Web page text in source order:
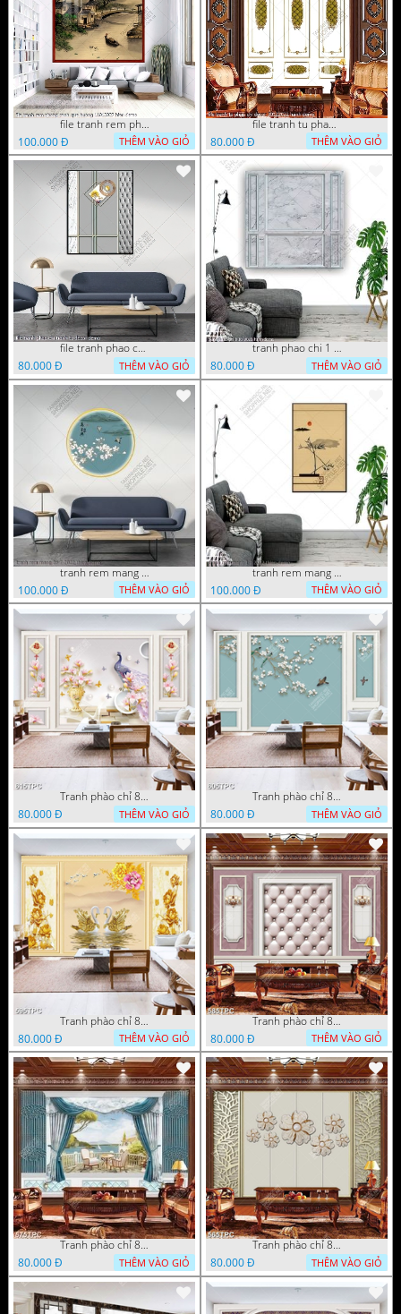
file tranh rem phong canh que huong 11012023 hieu
100.000 Đ
THÊM VÀO GIỎ
file tranh tu phao chi decor 30122022 hanh
80.000 Đ
THÊM VÀO GIỎ
file tranh phao chi tranh tu decor
80.000 Đ
THÊM VÀO GIỎ
tranh phao chi 1 10 2022 hanh
80.000 Đ
THÊM VÀO GIỎ
tranh rem mang 26 7 2022 thien
100.000 Đ
THÊM VÀO GIỎ
tranh rem mang 1 7 2022 thien
100.000 Đ
THÊM VÀO GIỎ
Tranh phào chỉ 8d bình hoa mộc lan bên chú chim công
80.000 Đ
THÊM VÀO GIỎ
Tranh phào chỉ 8d những chú chim đạu trên cành hoa anh đào
80.000 Đ
THÊM VÀO GIỎ
Tranh phào chỉ 8d đôi thiên nga vang bên đàn cò trắng
80.000 Đ
THÊM VÀO GIỎ
Tranh phào chỉ 8d chiếc đèn chùm phát sáng trên tường
80.000 Đ
THÊM VÀO GIỎ
Tranh phào chỉ 8d tấm màn rèm màu xanh bên bờ biển
80.000 Đ
THÊM VÀO GIỎ
Tranh phào chỉ 8d những bông hoa giả ngọc trên bức tường
80.000 Đ
THÊM VÀO GIỎ